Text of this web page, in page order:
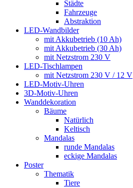
Städte
Fahrzeuge
Abstraktion
LED-Wandbilder
mit Akkubetrieb (10 Ah)
mit Akkubetrieb (30 Ah)
mit Netzstrom 230 V
LED-Tischlampen
mit Netzstrom 230 V / 12 V
LED-Motiv-Uhren
3D-Motiv-Uhren
Wanddekoration
Bäume
Natürlich
Keltisch
Mandalas
runde Mandalas
eckige Mandalas
Poster
Thematik
Tiere